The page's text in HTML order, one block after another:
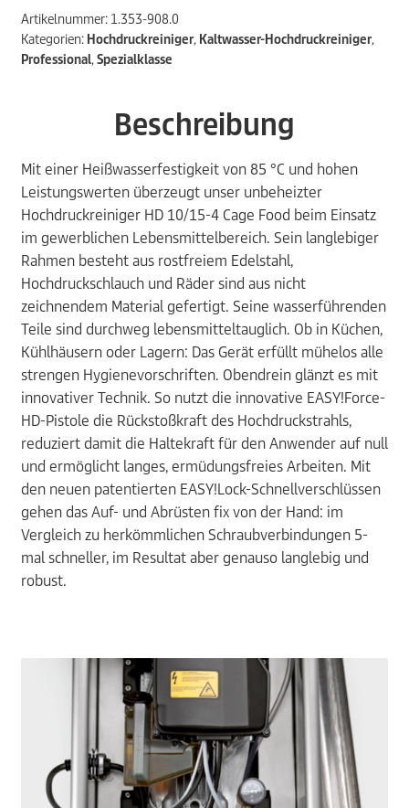
Artikelnummer: 1.353-908.0
Kategorien: Hochdruckreiniger, Kaltwasser-Hochdruckreiniger,
Professional,Spezialklasse
Beschreibung
Mit einer Heißwasserfestigkeit von 85 °C und hohen
Leistungswerten überzeugt unser unbeheizter
Hochdruckreiniger HD 10/15-4 Cage Food beim Einsatz
im gewerblichen Lebensmittelbereich. Sein langlebiger
Rahmen besteht aus rostfreiem Edelstahl,
Hochdruckschlauch und Räder sind aus nicht
zeichnendem Material gefertigt. Seine wasserführenden
Teile sind durchweg lebensmitteltauglich. Ob in Küchen,
Kühlhäusern oder Lagern: Das Gerät erfüllt mühelos alle
strengen Hygienevorschriften. Obendrein glänzt es mit
innovativer Technik. So nutzt die innovative EASY!Force-
HD-Pistole die Rückstoßkraft des Hochdruckstrahls,
reduziert damit die Haltekraft für den Anwender auf null
und ermöglicht langes, ermüdungsfreies Arbeiten. Mit
den neuen patentierten EASY!Lock-Schnellverschlüssen
gehen das Auf- und Abrüsten fix von der Hand: im
Vergleich zu herkömmlichen Schraubverbindungen 5-
mal schneller, im Resultat aber genauso langlebig und
robust.